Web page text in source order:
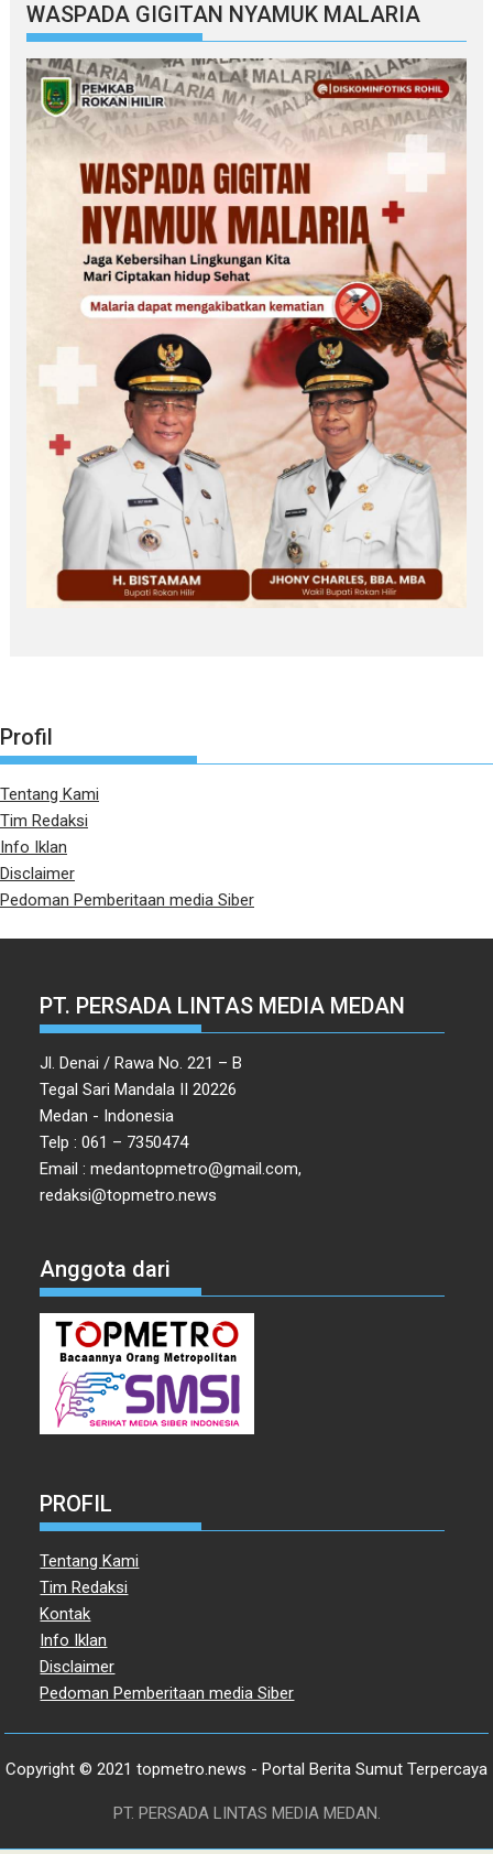
WASPADA GIGITAN NYAMUK MALARIA
Profil
Tentang Kami
Tim Redaksi
Info Iklan
Disclaimer
Pedoman Pemberitaan media Siber
PT. PERSADA LINTAS MEDIA MEDAN
Jl. Denai / Rawa No. 221 – B
Tegal Sari Mandala II 20226
Medan - Indonesia
Telp : 061 – 7350474
Email : medantopmetro@gmail.com,
redaksi@topmetro.news
Anggota dari
PROFIL
Tentang Kami
Tim Redaksi
Kontak
Info Iklan
Disclaimer
Pedoman Pemberitaan media Siber
Copyright © 2021 topmetro.news - Portal Berita Sumut Terpercaya
PT. PERSADA LINTAS MEDIA MEDAN.